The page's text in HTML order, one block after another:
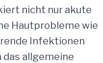
nicht nur akute
Hautprobleme wie
Infektionen
allgemeine